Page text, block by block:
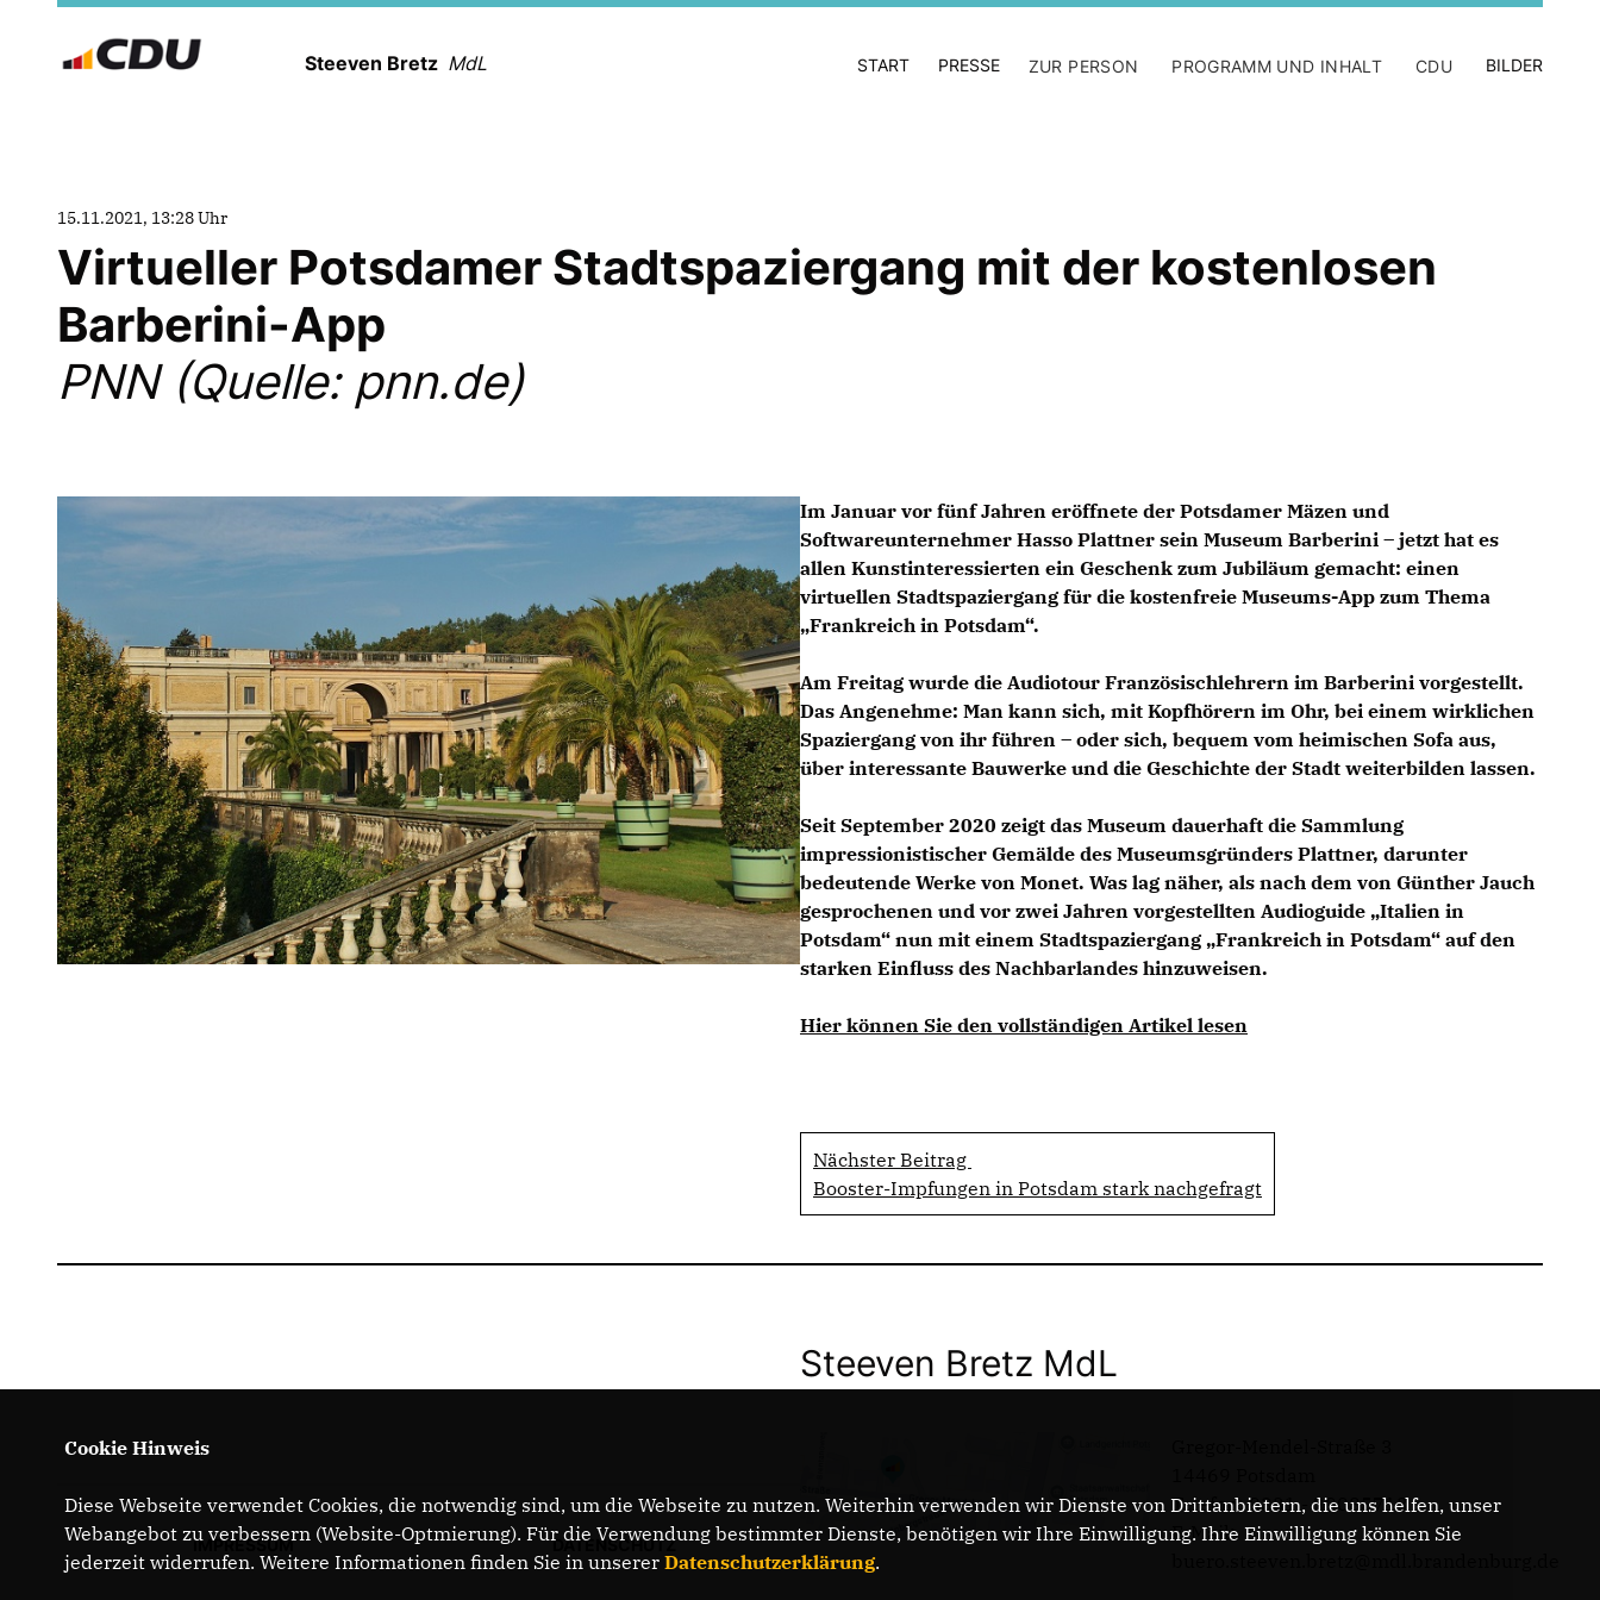
Steeven Bretz MdL START PRESSE ZUR PERSON PROGRAMM UND INHALT CDU BILDER
15.11.2021, 13:28 Uhr
Virtueller Potsdamer Stadtspaziergang mit der kostenlosen
Barberini-App
PNN (Quelle: pnn.de)
Im Januar vor fünf Jahren eröffnete der Potsdamer Mäzen und
Softwareunternehmer Hasso Plattner sein Museum Barberini – jetzt hat es
allen Kunstinteressierten ein Geschenk zum Jubiläum gemacht: einen
virtuellen Stadtspaziergang für die kostenfreie Museums-App zum Thema
Frankreich in Potsdam“.
Am Freitag wurde die Audiotour Französischlehrern im Barberini vorgestellt.
Das Angenehme: Man kann sich, mit Kopfhörern im Ohr, bei einem wirklichen
Spaziergang von ihr führen – oder sich, bequem vom heimischen Sofa aus,
über interessante Bauwerke und die Geschichte der Stadt weiterbilden lassen.
Seit September 2020 zeigt das Museum dauerhaft die Sammlung
impressionistischer Gemälde des Museumsgründers Plattner, darunter
bedeutende Werke von Monet. Was lag näher, als nach dem von Günther Jauch
gesprochenen und vor zwei Jahren vorgestellten Audioguide „Italien in
Potsdam“ nun mit einem Stadtspaziergang „Frankreich in Potsdam“ auf den
starken Einfluss des Nachbarlandes hinzuweisen.
Hier können Sie den vollständigen Artikel lesen
Nächster Beitrag
Booster-Impfungen in Potsdam stark nachgefragt
IMPRESSUM DATENSCHUTZ
Steeven Bretz MdL
Telefon: 0331 - 20085713
E-Mail:
Cookie Hinweis
Diese Webseite verwendet Cookies, die notwendig sind, um die Webseite zu nutzen. Weiterhin verwenden wir Dienste von Drittanbietern, die uns helfen, unser
Webangebot zu verbessern (Website-Optmierung). Für die Verwendung bestimmter Dienste, benötigen wir Ihre Einwilligung. Ihre Einwilligung können Sie
jederzeit widerrufen. Weitere Informationen finden Sie in unserer Datenschutzerklärung.